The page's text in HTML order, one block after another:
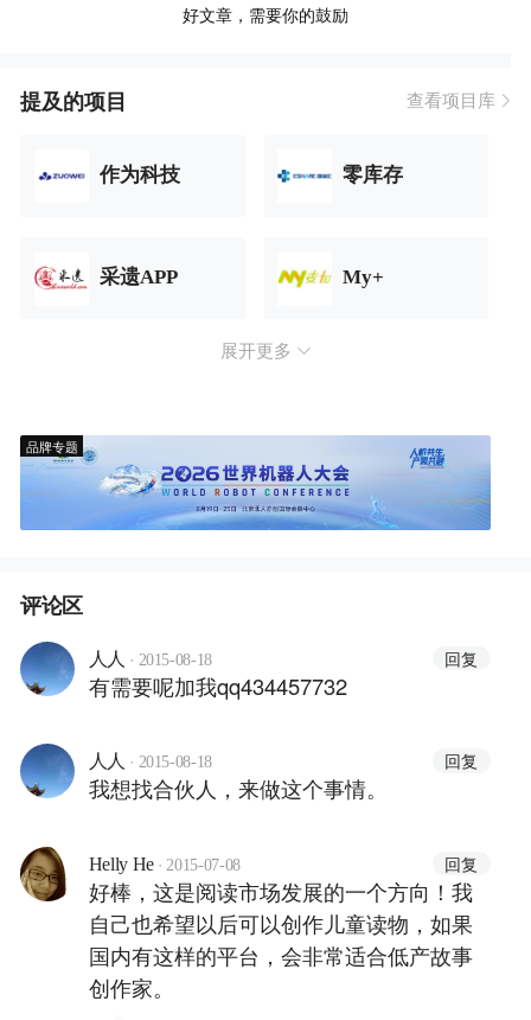
好文章，需要你的鼓励
提及的项目 查看项目库
作为科技 零库存
采遗APP My+
展开更多
品牌专题
评论区
人人 · 2015-08-18 回复
有需要呢加我qq434457732
人人 · 2015-08-18 回复
我想找合伙人，来做这个事情。
Helly He · 2015-07-08 回复
好棒，这是阅读市场发展的一个方向！我
自己也希望以后可以创作儿童读物，如果
国内有这样的平台，会非常适合低产故事
创作家。